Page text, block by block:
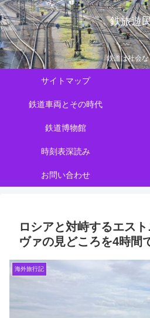
鉄旅遊
鉄道は社会
サイトマップ
鉄道車両とその時代
鉄道博物館
時刻表深読み
お問い合わせ
ロシアと対峙するエス
ヴァの見どころを4時間
海外旅行記